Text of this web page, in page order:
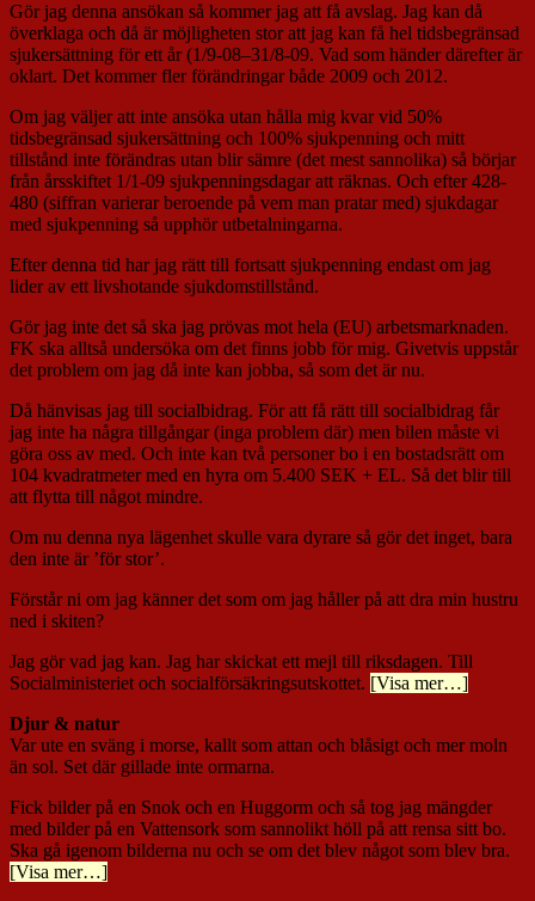
Gör jag denna ansökan så kommer jag att få avslag. Jag kan då
överklaga och då är möjligheten stor att jag kan få hel tidsbegränsad
sjukersättning för ett år (1/9-08–31/8-09. Vad som händer därefter är
oklart. Det kommer fler förändringar både 2009 och 2012.
Om jag väljer att inte ansöka utan hålla mig kvar vid 50%
tidsbegränsad sjukersättning och 100% sjukpenning och mitt
tillstånd inte förändras utan blir sämre (det mest sannolika) så börjar
från årsskiftet 1/1-09 sjukpenningsdagar att räknas. Och efter 428-
480 (siffran varierar beroende på vem man pratar med) sjukdagar
med sjukpenning så upphör utbetalningarna.
Efter denna tid har jag rätt till fortsatt sjukpenning endast om jag
lider av ett livshotande sjukdomstillstånd.
Gör jag inte det så ska jag prövas mot hela (EU) arbetsmarknaden.
FK ska alltså undersöka om det finns jobb för mig. Givetvis uppstår
det problem om jag då inte kan jobba, så som det är nu.
Då hänvisas jag till socialbidrag. För att få rätt till socialbidrag får
jag inte ha några tillgångar (inga problem där) men bilen måste vi
göra oss av med. Och inte kan två personer bo i en bostadsrätt om
104 kvadratmeter med en hyra om 5.400 SEK + EL. Så det blir till
att flytta till något mindre.
Om nu denna nya lägenhet skulle vara dyrare så gör det inget, bara
den inte är ’för stor’.
Förstår ni om jag känner det som om jag håller på att dra min hustru
ned i skiten?
Jag gör vad jag kan. Jag har skickat ett mejl till riksdagen. Till
Socialministeriet och socialförsäkringsutskottet. [Visa mer…]
Djur & natur
Var ute en sväng i morse, kallt som attan och blåsigt och mer moln
än sol. Set där gillade inte ormarna.
Fick bilder på en Snok och en Huggorm och så tog jag mängder
med bilder på en Vattensork som sannolikt höll på att rensa sitt bo.
Ska gå igenom bilderna nu och se om det blev något som blev bra.
[Visa mer…]